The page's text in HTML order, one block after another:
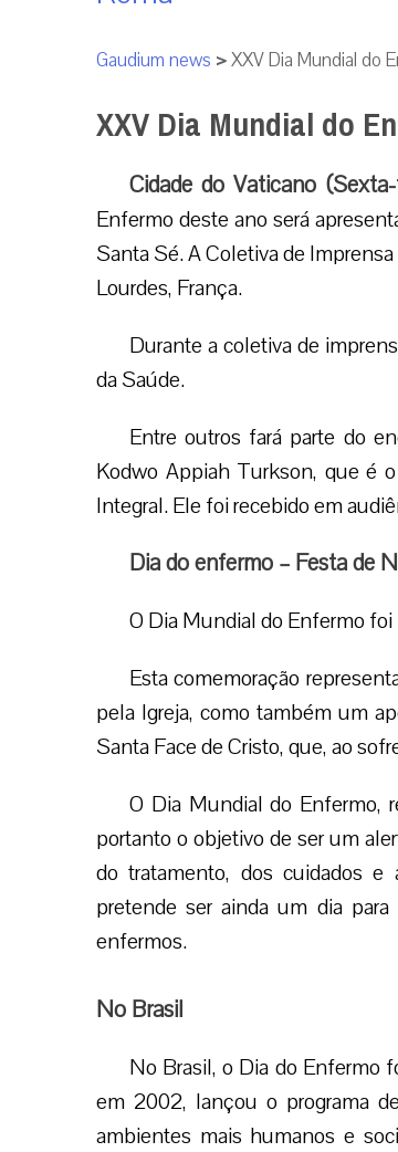
Gaudium news >XXV Dia Mundial do
XXV Dia Mundial do
Cidade do Vaticano
Enfermo deste ano será
Santa Sé. A Coletiva de
Lourdes, França.
Durante a coletiva de
da Saúde.
Entre outros fará parte do
Kodwo Appiah Turkson, que é
Integral. Ele foi recebido em
Dia do enfermo – Festa de
O Dia Mundial do Enfermo foi
Esta comemoração
pela Igreja, como também um
Santa Face de Cristo, que, ao
O Dia Mundial do Enfermo,
portanto o objetivo de ser um
do tratamento, dos cuidados
pretende ser ainda um dia
enfermos.
No Brasil
No Brasil, o Dia do Enfermo
em 2002, lançou o programa
ambientes mais humanos e